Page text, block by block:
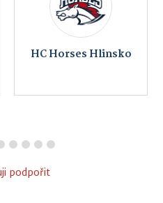
HC Horses Hlinsko
podpořit